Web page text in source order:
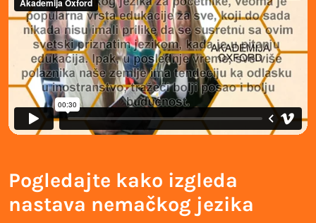
Pogledajte kako izgleda
nastava nemačkog jezika